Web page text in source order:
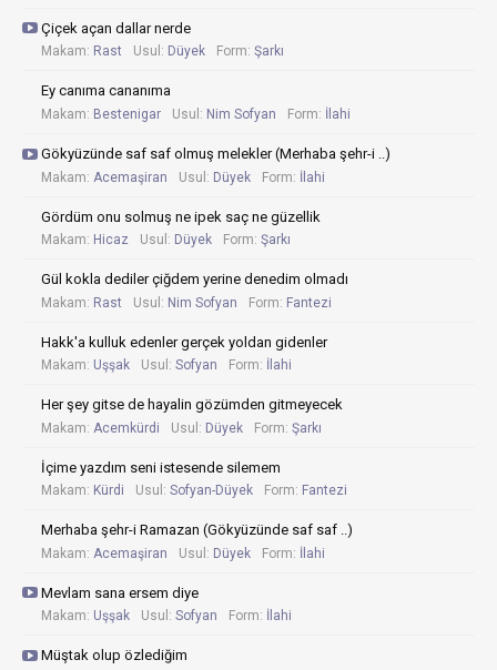
Çiçek açan dallar nerde
Makam: Rast Usul: Düyek Form: Şarkı
Ey canıma cananıma
Makam: Bestenigar Usul: Nim Sofyan Form: İlahi
Gökyüzünde saf saf olmuş melekler (Merhaba şehr-i ..)
Makam: Acemaşiran Usul: Düyek Form: İlahi
Gördüm onu solmuş ne ipek saç ne güzellik
Makam: Hicaz Usul: Düyek Form: Şarkı
Gül kokla dediler çiğdem yerine denedim olmadı
Makam: Rast Usul: Nim Sofyan Form: Fantezi
Hakk'a kulluk edenler gerçek yoldan gidenler
Makam: Uşşak Usul: Sofyan Form: İlahi
Her şey gitse de hayalin gözümden gitmeyecek
Makam: Acemkürdi Usul: Düyek Form: Şarkı
İçime yazdım seni istesende silemem
Makam: Kürdi Usul: Sofyan-Düyek Form: Fantezi
Merhaba şehr-i Ramazan (Gökyüzünde saf saf ..)
Makam: Acemaşiran Usul: Düyek Form: İlahi
Mevlam sana ersem diye
Makam: Uşşak Usul: Sofyan Form: İlahi
Müştak olup özlediğim